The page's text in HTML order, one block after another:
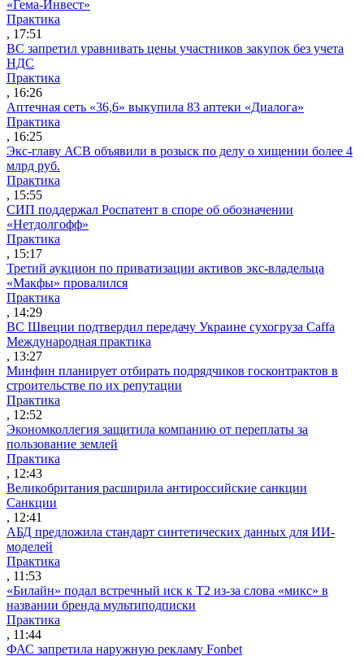
«Гема-Инвест»
Практика
, 17:51
ВС запретил уравнивать цены участников закупок без учета
НДС
Практика
, 16:26
Аптечная сеть «36,6» выкупила 83 аптеки «Диалога»
Практика
, 16:25
Экс-главу АСВ объявили в розыск по делу о хищении более 4
млрд руб.
Практика
, 15:55
СИП поддержал Роспатент в споре об обозначении
«Нетдолгофф»
Практика
, 15:17
Третий аукцион по приватизации активов экс-владельца
«Макфы» провалился
Практика
, 14:29
ВС Швеции подтвердил передачу Украине сухогруза Caffa
Международная практика
, 13:27
Минфин планирует отбирать подрядчиков госконтрактов в
строительстве по их репутации
Практика
, 12:52
Экономколлегия защитила компанию от переплаты за
пользование землей
Практика
, 12:43
Великобритания расширила антироссийские санкции
Санкции
, 12:41
АБД предложила стандарт синтетических данных для ИИ-
моделей
Практика
, 11:53
«Билайн» подал встречный иск к Т2 из-за слова «микс» в
названии бренда мультиподписки
Практика
, 11:44
ФАС запретила наружную рекламу Fonbet